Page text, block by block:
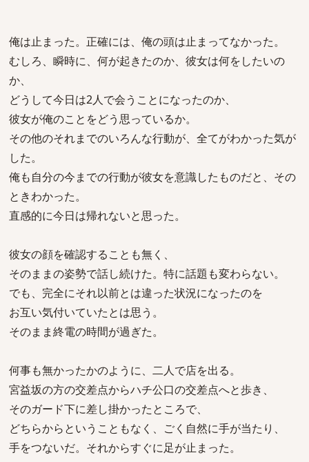
俺は止まった。正確には、俺の頭は止まってなかった。
むしろ、瞬時に、何が起きたのか、彼女は何をしたいの
か、
どうして今日は2人で会うことになったのか、
彼女が俺のことをどう思っているか。
その他のそれまでのいろんな行動が、全てがわかった気が
した。
俺も自分の今までの行動が彼女を意識したものだと、その
ときわかった。
直感的に今日は帰れないと思った。
彼女の顔を確認することも無く、
そのままの姿勢で話し続けた。特に話題も変わらない。
でも、完全にそれ以前とは違った状況になったのを
お互い気付いていたとは思う。
そのまま終電の時間が過ぎた。
何事も無かったかのように、二人で店を出る。
宮益坂の方の交差点からハチ公口の交差点へと歩き、
そのガード下に差し掛かったところで、
どちらからということもなく、ごく自然に手が当たり、
手をつないだ。それからすぐに足が止まった。